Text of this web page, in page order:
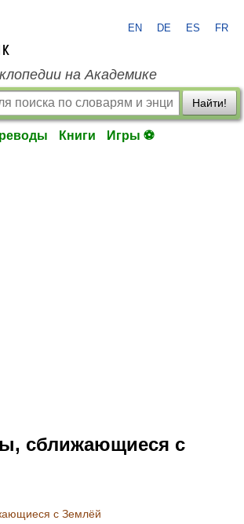
EN DE ES FR
на Академике
Найти!
Книги Игры ⚽
сближающиеся с
с Землёй